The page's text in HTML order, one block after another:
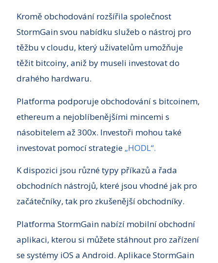
Kromě obchodování rozšířila společnost
StormGain svou nabídku služeb o nástroj pro
těžbu v cloudu, který uživatelům umožňuje
těžit bitcoiny, aniž by museli investovat do
drahého hardwaru.
Platforma podporuje obchodování s bitcoinem,
ethereum a nejoblíbenějšími mincemi s
násobitelem až 300x. Investoři mohou také
investovat pomocí strategie„HODL“.
K dispozici jsou různé typy příkazů a řada
obchodních nástrojů, které jsou vhodné jak pro
začátečníky, tak pro zkušenější obchodníky.
Platforma StormGain nabízí mobilní obchodní
aplikaci, kterou si můžete stáhnout pro zařízení
se systémy iOS a Android. Aplikace StormGain